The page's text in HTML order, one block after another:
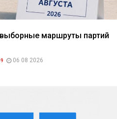
маршруты партий
06 08 2026